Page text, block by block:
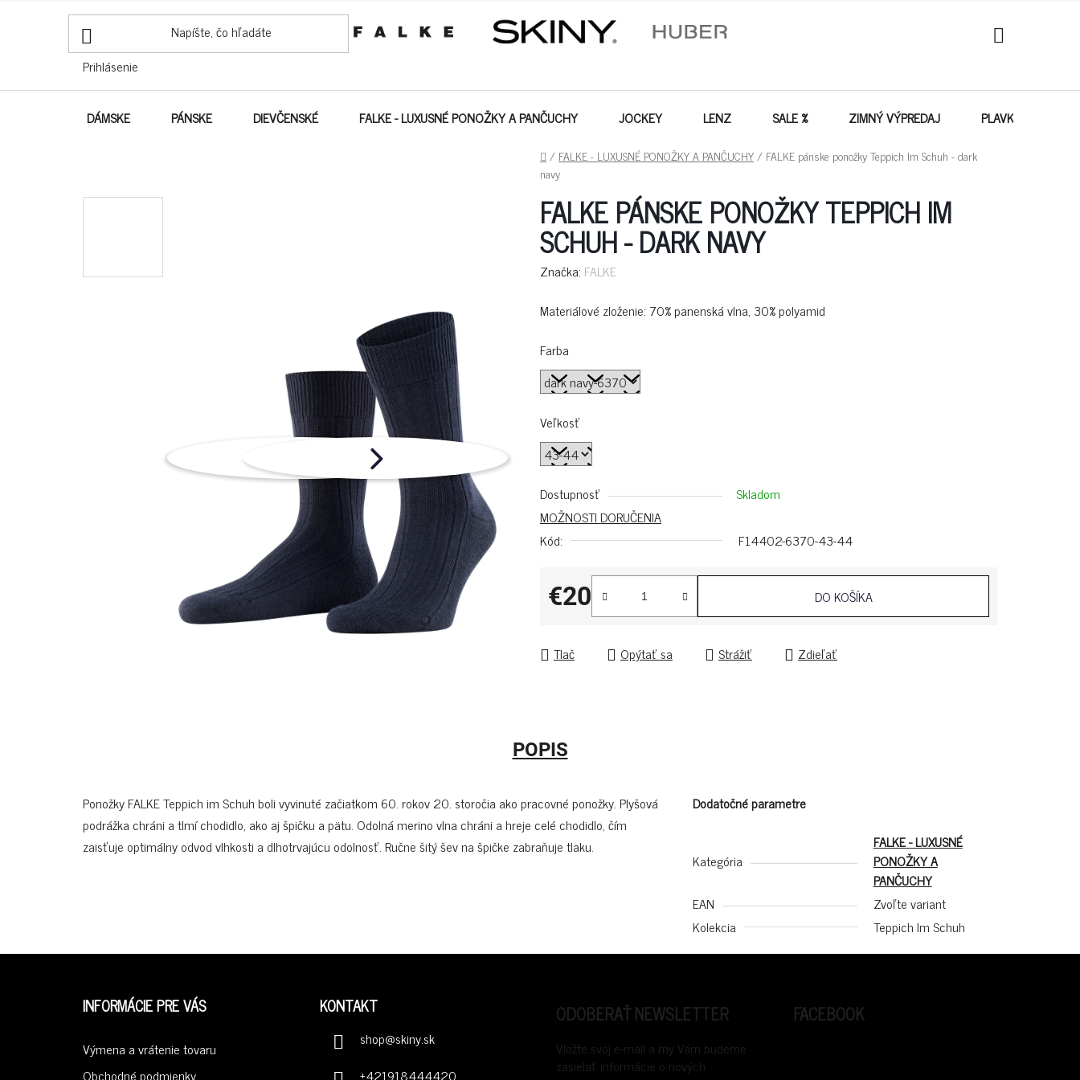
NÁKUPNÝ
KOŠÍK
Prihlásenie
DÁMSKE PÁNSKE DIEVČENSKÉ FALKE - LUXUSNÉ PONOŽKY A PANČUCHY JOCKEY LENZ SALE % ZIMNÝ VÝPREDAJ PLAVKY -
DOMOV
/ FALKE - LUXUSNÉ PONOŽKY A PANČUCHY/ FALKE pánske ponožky Teppich Im Schuh - dark
navy
FALKE PÁNSKE PONOŽKY TEPPICH IM
SCHUH - DARK NAVY
Značka: FALKE
Materiálové zloženie: 70% panenská vlna, 30% polyamid
Farba
Veľkosť
Dostupnosť
Skladom
MOŽNOSTI DORUČENIA
Kód:
F14402-6370-43-44
€20
Jednotková cena:
DO KOŠÍKA
Tlač Opýtať sa Strážiť Zdieľať
POPIS
Ponožky FALKE Teppich im Schuh boli vyvinuté začiatkom 60. rokov 20. storočia ako pracovné ponožky. Plyšová
podrážka chráni a tlmí chodidlo, ako aj špičku a pätu. Odolná merino vlna chráni a hreje celé chodidlo, čím
zaisťuje optimálny odvod vlhkosti a dlhotrvajúcu odolnosť. Ručne šitý šev na špičke zabraňuje tlaku.
Dodatočné parametre
Kategória
FALKE - LUXUSNÉ
PONOŽKY A
PANČUCHY
EAN
Zvoľte variant
Kolekcia
Teppich Im Schuh
INFORMÁCIE PRE VÁS
Výmena a vrátenie tovaru
Obchodné podmienky
KONTAKT
shop@skiny.sk
+421918444420
ODOBERAŤ NEWSLETTER
Vložte svoj e-mail a my Vám budeme
zasielať informácie o nových
FACEBOOK